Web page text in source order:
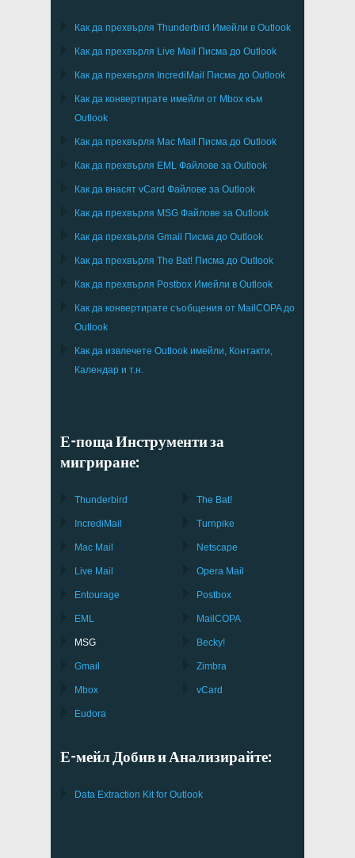
Как да прехвърля Thunderbird Имейли в Outlook
Как да прехвърля Live Mail Писма до Outlook
Как да прехвърля IncrediMail Писма до Outlook
Как да конвертирате имейли от Mbox към
Outlook
Как да прехвърля Mac Mail Писма до Outlook
Как да прехвърля EML Файлове за Outlook
Как да внасят vCard Файлове за Outlook
Как да прехвърля MSG Файлове за Outlook
Как да прехвърля Gmail Писма до Outlook
Как да прехвърля The Bat! Писма до Outlook
Как да прехвърля Postbox Имейли в Outlook
Как да конвертирате съобщения от MailCOPAдо
Outlook
Как да извлечете Outlook имейли, Контакти,
Календар и т.н.
Е-поща Инструменти за
мигриране:
Thunderbird
IncrediMail
Mac Mail
Live Mail
Entourage
EML
MSG
Gmail
Mbox
Eudora
The Bat!
Turnpike
Netscape
Opera Mail
Postbox
MailCOPA
Becky!
Zimbra
vCard
Е-мейл Добив и Анализирайте:
Data Extraction Kit for Outlook